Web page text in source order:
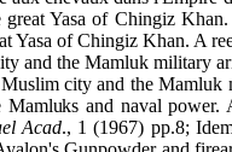
great Yasa of Chingiz
Yasa of Chingiz Khan.
city and the Mamluk
Muslim city and the
Mamluks and naval
Acad ., 1 (1967) pp.8;